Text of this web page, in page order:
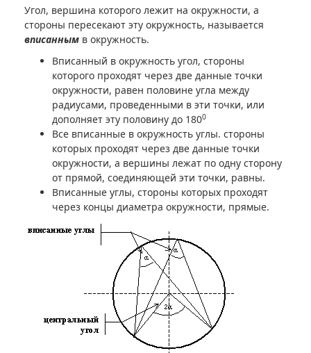
Угол, вершина которого лежит на окружности, а
стороны пересекают эту окружность, называется
вписанным в окружность.
Вписанный в окружность угол, стороны
которого проходят через две данные точки
окружности, равен половине угла между
радиусами, проведенными в эти точки, или
дополняет эту половину до 1800
Все вписанные в окружность углы. стороны
которых проходят через две данные точки
окружности, а вершины лежат по одну сторону
от прямой, соединяющей эти точки, равны.
Вписанные углы, стороны которых проходят
через концы диаметра окружности, прямые.